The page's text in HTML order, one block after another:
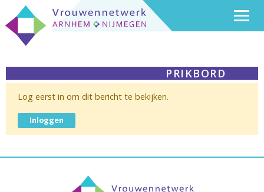
PRIKBORD
Log eerst in om dit bericht te bekijken.
Inloggen